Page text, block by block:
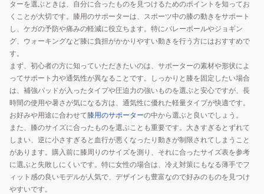
ターを選ぶときは、自分に合ったものを見つけるためのポイントを知ってお
くことが大切です。膝用のサポーターは、スポーツ中の膝の動きをサポート
し、ケガの予防や痛みの軽減に役立ちます。特にバレーボールやジョギン
グ、ウォーキングなど膝に負担がかかりやすい動きを行う方にはおすすめで
す。
まず、初心者の方に知っていただきたいのは、サポーターの素材や形状によ
ってサポート力や通気性が異なることです。しっかりと膝を固定したい場合
は、補強パッドが入ったタイプや圧迫力の強いものを選ぶと安心ですが、長
時間の使用や暑さが気になる方は、通気性に優れた軽量タイプが快適です。
お好みや用途に合わせて膝用のサポーターの中から選ぶと良いでしょう。
また、膝のサイズに合ったものを選ぶことも重要です。大きすぎるとずれて
しまい、逆に小さすぎると血行が悪くなったり動きが制限されてしまうこと
があります。購入前に膝周りのサイズを測り、それに合ったサイズ表を参考
に選ぶと失敗しにくいです。特に女性の場合は、冷え対策にもなる薄手でフ
ィット感の良いモデルが人気で、デザインも豊富なので好みのものを見つけ
やすいです。